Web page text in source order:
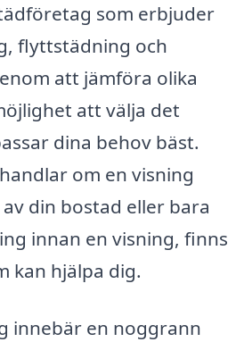
som erbjuder
flyttstädning och
att jämföra olika
att välja det
dina behov bäst.
om en visning
din bostad eller bara
innan en visning, finns
kan hjälpa dig.
innebär en noggrann